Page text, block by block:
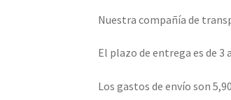
Nuestra compañía de
El plazo de entrega es de 3
Los gastos de envío son